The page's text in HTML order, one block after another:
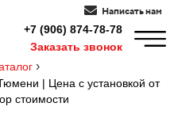
Написать нам
+7 (906) 874-78-78
Заказать звонок
›
| Цена с установкой от
стоимости